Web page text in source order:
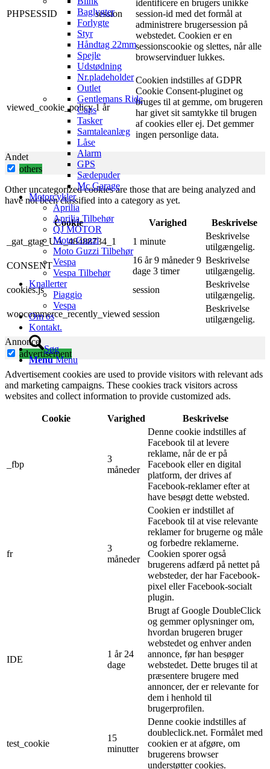
Baglygter
Forlygte
Styr
Håndtag 22mm
Spejle
Udstødning
Nr.pladeholder
Outlet
Gentlemans Ride
Caps
Tasker
Samtaleanlæg
Låse
Alarm
GPS
Sædepuder
Mc Garage
Motorcykler
Aprilia
Aprilia Tilbehør
QJ MOTOR
Moto Guzzi
Moto Guzzi Tilbehør
Vespa
Vespa Tilbehør
Knallerter
Piaggio
Vespa
Om os
Kontakt.
Søg
Menu Menu
PHPSESSID session
identificere en brugers unikke
session-id med det formål at
administrere brugersession på
webstedet. Cookien er en
sessionscookie og slettes, når alle
browservinduer lukkes.
viewed_cookie_policy 1 år
Cookien indstilles af GDPR
Cookie Consent-pluginet og
bruges til at gemme, om brugeren
har givet sit samtykke til brugen
af ​​cookies eller ej. Det gemmer
ingen personlige data.
Andet
others
Other uncategorized cookies are those that are being analyzed and
have not been classified into a category as yet.
Cookie Varighed
Beskrivelse
_gat_gtag_UA_48488734_1
1 minute
Beskrivelse
utilgængelig.
CONSENT
16 år 9 måneder 9
dage 3 timer
Beskrivelse
utilgængelig.
cookies.js
session
Beskrivelse
utilgængelig.
woocommerce_recently_viewed session
Beskrivelse
utilgængelig.
Annonce
advertisement
Advertisement cookies are used to provide visitors with relevant ads
and marketing campaigns. These cookies track visitors across
websites and collect information to provide customized ads.
Cookie Varighed Beskrivelse
_fbp
3
måneder
Denne cookie indstilles af
Facebook til at levere
reklame, når de er på
Facebook eller en digital
platform, der drives af
Facebook-reklamer efter at
have besøgt dette websted.
fr
3
måneder
Cookien er indstillet af
Facebook til at vise relevante
reklamer for brugerne og måle
og forbedre reklamerne.
Cookien sporer også
brugerens adfærd på nettet på
websteder, der har Facebook-
pixel eller Facebook-socialt
plugin.
IDE
1 år 24
dage
Brugt af Google DoubleClick
og gemmer oplysninger om,
hvordan brugeren bruger
webstedet og enhver anden
annonce, før han besøger
webstedet. Dette bruges til at
præsentere brugere med
annoncer, der er relevante for
dem i henhold til
brugerprofilen.
test_cookie
15
minutter
Denne cookie indstilles af
doubleclick.net. Formålet med
cookien er at afgøre, om
brugerens browser
understøtter cookies.